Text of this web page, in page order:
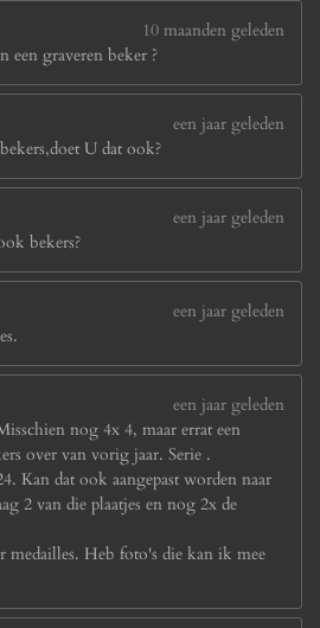
10 maanden geleden
een graveren beker ?
een jaar geleden
U dat ook?
een jaar geleden
bekers?
een jaar geleden
een jaar geleden
nog 4x 4, maar errat een
over van vorig jaar. Serie .
Kan dat ook aangepast worden naar
2 van die plaatjes en nog 2x de
medailles. Heb foto's die kan ik mee